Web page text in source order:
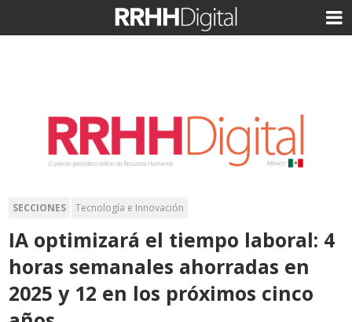
SECCIONES Tecnología e Innovación
IA optimizará el tiempo laboral: 4
horas semanales ahorradas en
2025 y 12 en los próximos cinco